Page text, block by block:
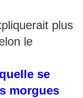
plus
le
se
morgues